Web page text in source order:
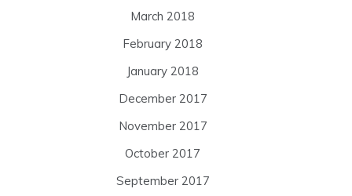
March 2018
February 2018
January 2018
December 2017
November 2017
October 2017
September 2017